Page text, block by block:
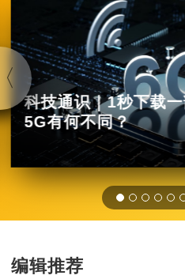
科技通识｜1秒下载
5G有何不同？
编辑推荐